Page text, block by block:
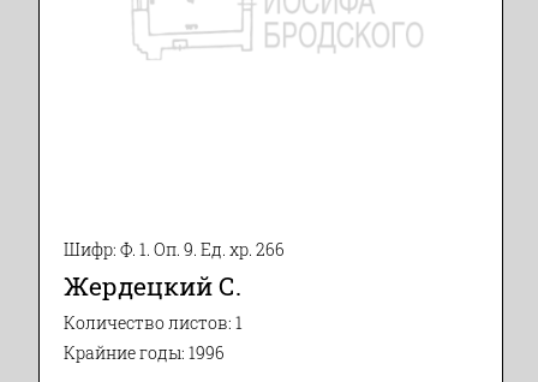
Шифр: Ф. 1. Оп. 9. Ед. хр. 266
Жердецкий С.
Количество листов: 1
Крайние годы: 1996